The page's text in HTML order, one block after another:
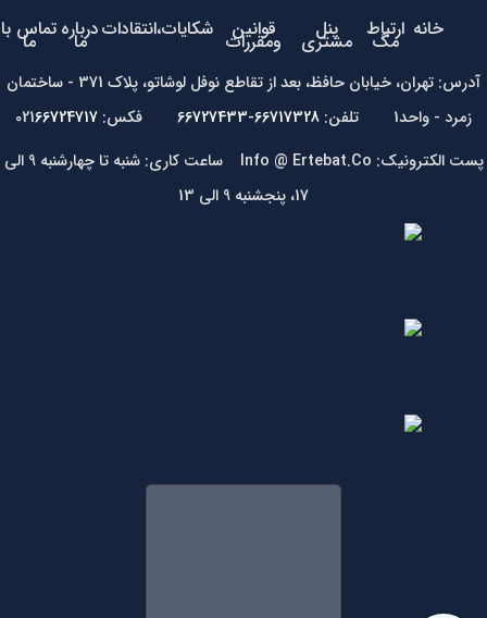
خانه ارتباط
مگ پنل
مشتری قوانین
ومقررات شکایات،انتقاداتدرباره
ما تماس با
ما
آدرس: تهران، خیابان حافظ، بعد از تقاطع نوفل لوشاتو، پلاک 371 - ساختمان
زمرد - واحد1 تلفن:
66717328-66727433 فکس: 021 66724717
پست الکترونیک: Info @ Ertebat.Co ساعت کاری: شنبه تا چهارشنبه 9 الی
17، پنجشنبه 9 الی 13